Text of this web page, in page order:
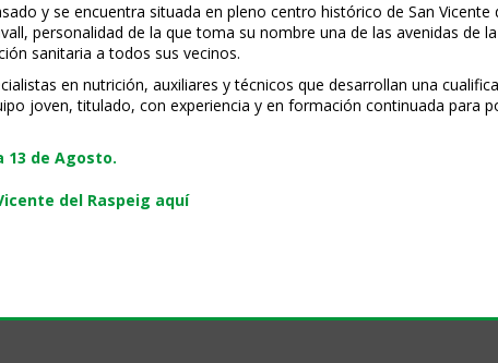
y se encuentra situada en pleno centro histórico de San Vicente
personalidad de la que toma su nombre una de las avenidas de
sanitaria a todos sus vecinos.
en nutrición, auxiliares y técnicos que desarrollan una
joven, titulado, con experiencia y en formación continuada para
13 de Agosto.
del Raspeig aquí